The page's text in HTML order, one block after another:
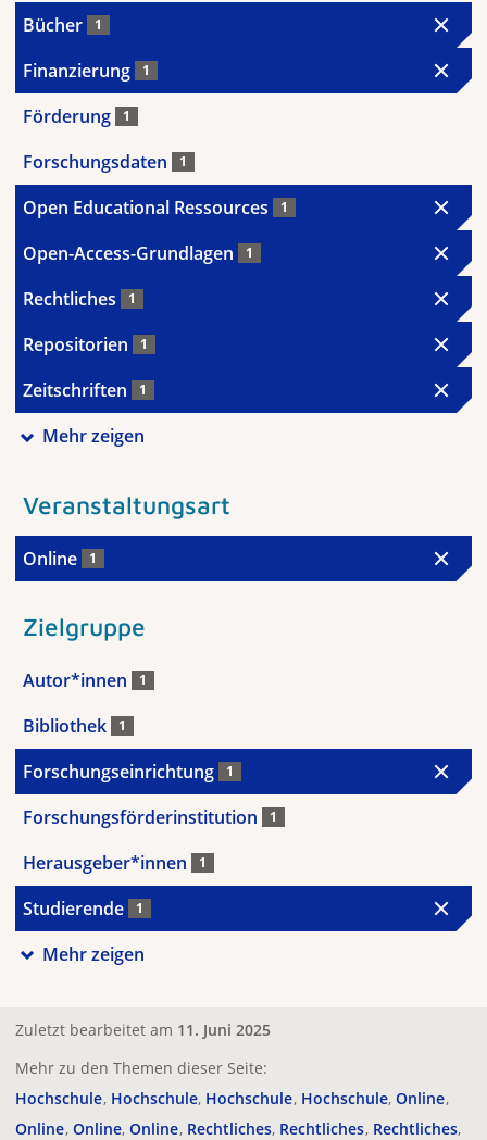
Bücher 1
Finanzierung 1
Förderung 1
Forschungsdaten 1
Open Educational Ressources 1
Open-Access-Grundlagen 1
Rechtliches 1
Repositorien 1
Zeitschriften 1
Mehr zeigen
Veranstaltungsart
Online 1
Zielgruppe
Autor*innen 1
Bibliothek 1
Forschungseinrichtung 1
Forschungsförderinstitution 1
Herausgeber*innen 1
Studierende 1
Mehr zeigen
Zuletzt bearbeitet am 11. Juni 2025
Mehr zu den Themen dieser Seite:
Hochschule Hochschule Hochschule Hochschule Online
Online Online Online Rechtliches Rechtliches Rechtliches